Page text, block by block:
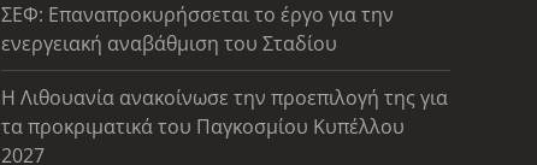
ΣΕΦ: Επαναπροκυρήσσεται το έργο για την
ενεργειακή αναβάθμιση του Σταδίου
Η Λιθουανία ανακοίνωσε την προεπιλογή της για
τα προκριματικά του Παγκοσμίου Κυπέλλου
2027